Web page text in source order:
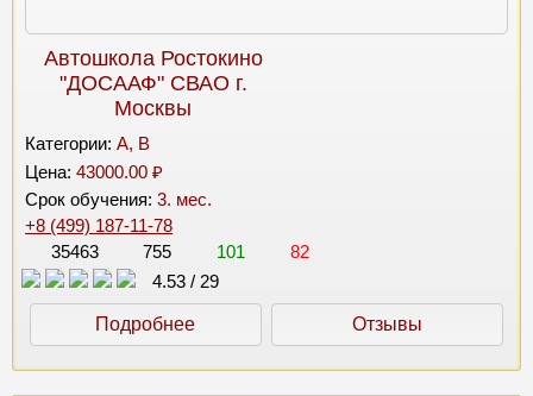
Автошкола Ростокино
"ДОСААФ" СВАО г.
Москвы
Категории: A, B
Цена: 43000.00 ₽
Срок обучения: 3. мес.
+8 (499) 187-11-78
35463
755 101
82
4.53 / 29
Подробнее Отзывы